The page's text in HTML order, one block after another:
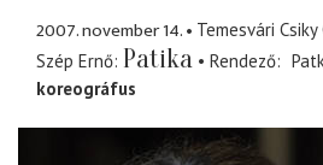
2007. november 14.
Temesvári
Szép Ernő Patika Rendező
koreográfus